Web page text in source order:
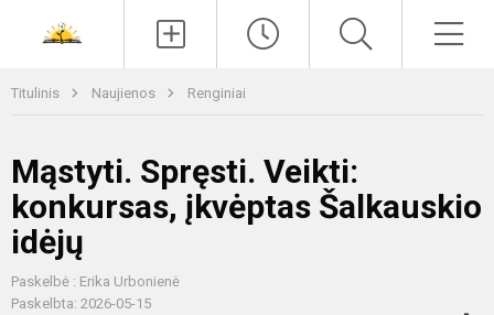
Titulinis Naujienos Renginiai
Mąstyti. Spręsti. Veikti:
konkursas, įkvėptas Šalkauskio
idėjų
Paskelbė : Erika Urbonienė
Paskelbta: 2026-05-15